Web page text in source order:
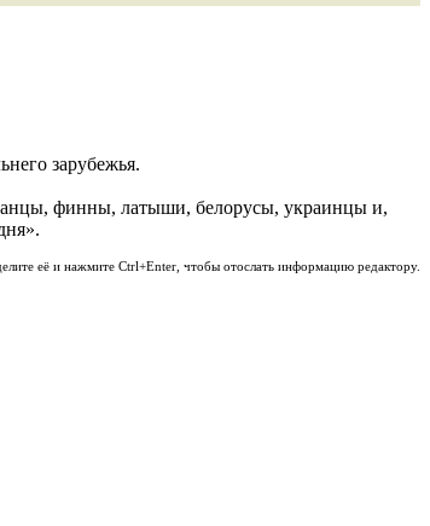
зарубежья.
финны, латыши, белорусы, украинцы и,
её и нажмите Ctrl+Enter, чтобы отослать информацию редактору.